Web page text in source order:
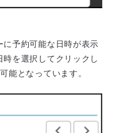
予約可能な日時が表示
を選択してクリックし
能となっています。